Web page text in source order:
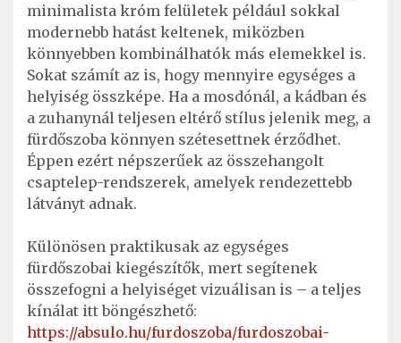
minimalista króm felületek például sokkal
modernebb hatást keltenek, miközben
könnyebben kombinálhatók más elemekkel is.
Sokat számít az is, hogy mennyire egységes a
helyiség összképe. Ha a mosdónál, a kádban és
a zuhanynál teljesen eltérő stílus jelenik meg, a
fürdőszoba könnyen szétesettnek érződhet.
Éppen ezért népszerűek az összehangolt
csaptelep-rendszerek, amelyek rendezettebb
látványt adnak.
Különösen praktikusak az egységes
fürdőszobai kiegészítők, mert segítenek
összefogni a helyiséget vizuálisan is – a teljes
kínálat itt böngészhető:
https://absulo.hu/furdoszoba/furdoszobai-